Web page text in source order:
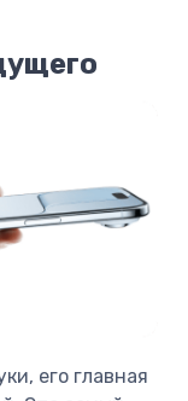
его главная